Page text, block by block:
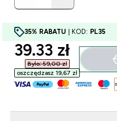
35% RABATU | KOD: PL35
discounted
39.33 zł‎
Było: 59,00 zł‎
oszczędzasz 19,67 zł‎